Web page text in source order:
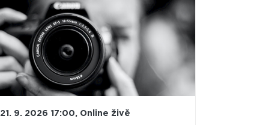
21. 9. 2026 17:00, Online živě